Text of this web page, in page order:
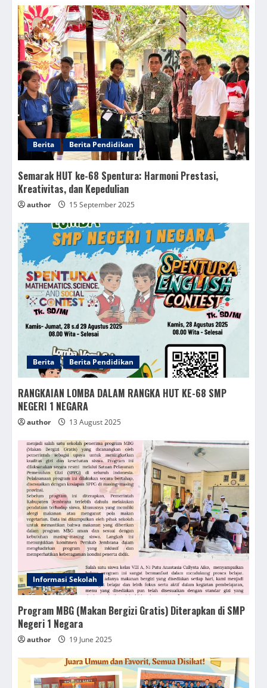
Berita Berita Pendidikan
Semarak HUT ke-68 Spentura: Harmoni Prestasi,
Kreativitas, dan Kepedulian
author 15 September 2025
Berita Berita Pendidikan
RANGKAIAN LOMBA DALAM RANGKA HUT KE-68 SMP
NEGERI 1 NEGARA
author 13 August 2025
Informasi Sekolah
Program MBG (Makan Bergizi Gratis) Diterapkan di SMP
Negeri 1 Negara
author 19 June 2025